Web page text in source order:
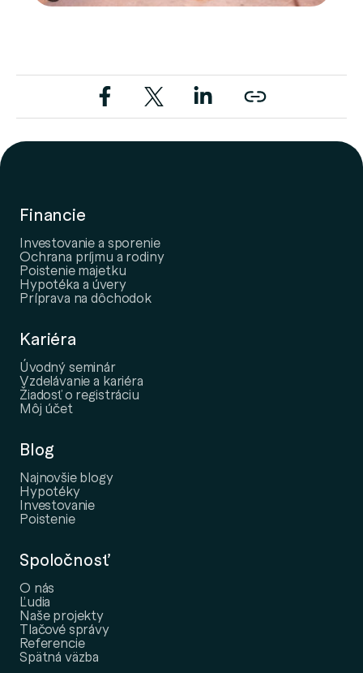
Financie
Investovanie a sporenie
Ochrana príjmu a rodiny
Poistenie majetku
Hypotéka a úvery
Príprava na dôchodok
Kariéra
Úvodný seminár
Vzdelávanie a kariéra
Žiadosť o registráciu
Môj účet
Blog
Najnovšie blogy
Hypotéky
Investovanie
Poistenie
Spoločnosť
O nás
Ľudia
Naše projekty
Tlačové správy
Referencie
Spätná väzba